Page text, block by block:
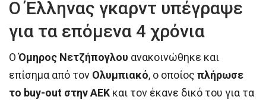
Ο Έλληνας γκαρντ υπέγραψε
για τα επόμενα 4 χρόνια
ΟΌμηρος Νετζήπογλου ανακοινώθηκε και
επίσημα από τον Ολυμπιακό, ο οποίος πλήρωσε
το buy-out στην ΑΕΚ και τον έκανε δικό του για τα